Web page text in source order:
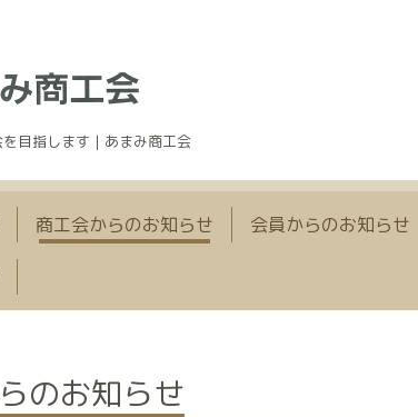
目指します｜あまみ商工会
商工会からのお知らせ 会員からのお知らせ
のお知らせ